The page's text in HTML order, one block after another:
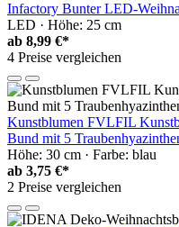
Infactory Bunter LED-
LED · Höhe: 25 cm
ab 8,99 €*
4 Preise vergleichen
Kunstblumen FVLFIL
Bund mit 5
Höhe: 30 cm · Farbe: blau
ab 3,75 €*
2 Preise vergleichen